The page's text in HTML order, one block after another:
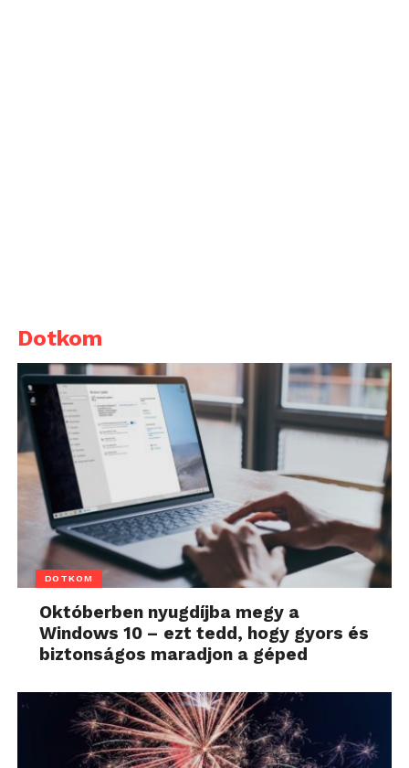
Dotkom
DOTKOM
Októberben nyugdíjba megy a
Windows 10 – ezt tedd, hogy gyors és
biztonságos maradjon a géped